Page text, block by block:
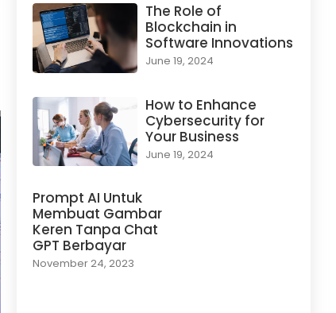
The Role of
Blockchain in
Software Innovations
June 19, 2024
How to Enhance
Cybersecurity for
Your Business
June 19, 2024
Prompt AI Untuk
Membuat Gambar
Keren Tanpa Chat
GPT Berbayar
November 24, 2023